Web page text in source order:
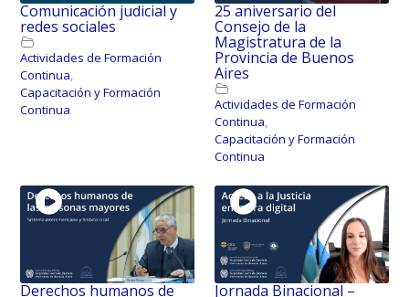
Comunicación judicial y
redes sociales
Actividades de Formación
Continua,
Capacitación y Formación
Continua
25 aniversario del
Consejo de la
Magistratura de la
Provincia de Buenos
Aires
Actividades de Formación
Continua,
Capacitación y Formación
Continua
Derechos humanos de Jornada Binacional –